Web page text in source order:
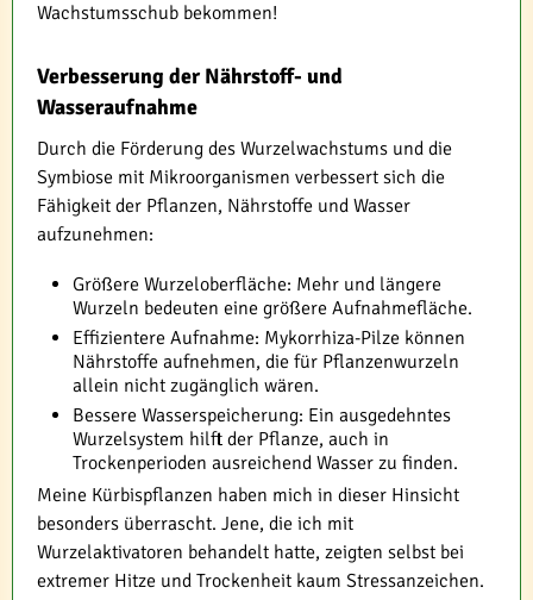
Wachstumsschub bekommen!
Verbesserung der Nährstoff- und
Wasseraufnahme
Durch die Förderung des Wurzelwachstums und die
Symbiose mit Mikroorganismen verbessert sich die
Fähigkeit der Pflanzen, Nährstoffe und Wasser
aufzunehmen:
Größere Wurzeloberfläche: Mehr und längere
Wurzeln bedeuten eine größere Aufnahmefläche.
Effizientere Aufnahme: Mykorrhiza-Pilze können
Nährstoffe aufnehmen, die für Pflanzenwurzeln
allein nicht zugänglich wären.
Bessere Wasserspeicherung: Ein ausgedehntes
Wurzelsystem hilft der Pflanze, auch in
Trockenperioden ausreichend Wasser zu finden.
Meine Kürbispflanzen haben mich in dieser Hinsicht
besonders überrascht. Jene, die ich mit
Wurzelaktivatoren behandelt hatte, zeigten selbst bei
extremer Hitze und Trockenheit kaum Stressanzeichen.